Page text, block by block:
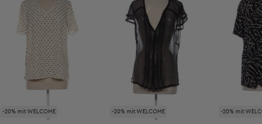
-20% mit WELCOME -20% mit WELCOME -20% mit